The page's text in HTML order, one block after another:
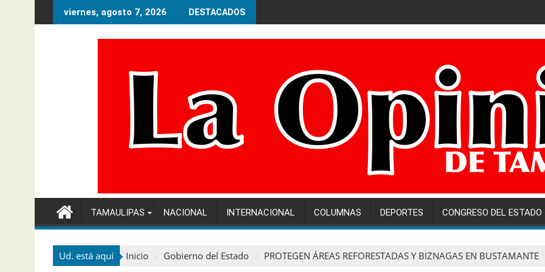
al
viernes, agosto 7, 2026 DESTACADOS
TAMAULIPAS NACIONAL INTERNACIONAL COLUMNAS DEPORTES CONGRESO DEL ESTADO
Ud. está aquí Inicio Gobierno del Estado PROTEGEN ÁREAS REFORESTADAS Y BIZNAGAS EN BUSTAMANTE